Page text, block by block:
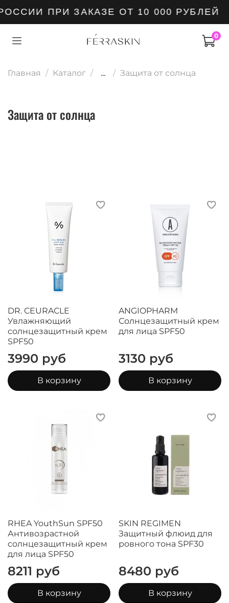
ПРИ ЗАКАЗЕ ОТ 10 000 РУБЛЕЙ
0
Главная Каталог ... Защита от солнца
Защита от солнца
DR. CEURACLE
Увлажняющий
солнцезащитный крем
SPF50
3990 руб
В корзину
ANGIOPHARM
Солнцезащитный крем
для лица SPF50
3130 руб
В корзину
RHEA YouthSun SPF50
Антивозрастной
cолнцезащитный крем
для лица SPF50
8211 руб
В корзину
SKIN REGIMEN
Защитный флюид для
ровного тона SPF30
8480 руб
В корзину